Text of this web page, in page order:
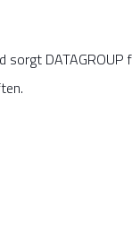
DATAGROUP